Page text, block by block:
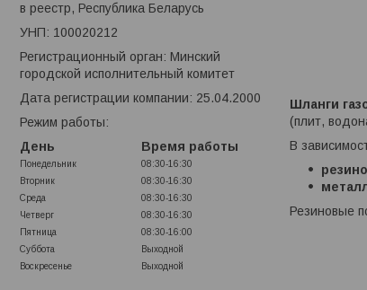
Шланги
(плит,
В
Резиновые
в реестр, Республика Беларусь
УНП: 100020212
Регистрационный орган: Минский
городской исполнительный комитет
Дата регистрации компании: 25.04.2000
Режим работы:
День
Время работы
Понедельник
08:30-16:30
Вторник
08:30-16:30
Среда
08:30-16:30
Четверг
08:30-16:30
Пятница
08:30-16:00
Суббота
Выходной
Воскресенье
Выходной